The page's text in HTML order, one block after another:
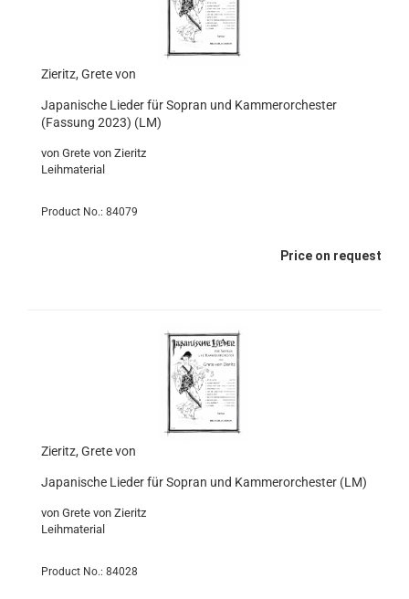
Zieritz, Grete von
Japanische Lieder für Sopran und Kammerorchester
(Fassung 2023) (LM)
von Grete von Zieritz
Leihmaterial
Product No.: 84079
Price on request
Zieritz, Grete von
Japanische Lieder für Sopran und Kammerorchester (LM)
von Grete von Zieritz
Leihmaterial
Product No.: 84028